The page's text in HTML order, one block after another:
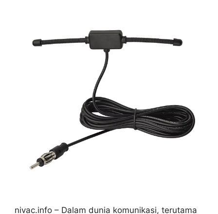
nivac.info – Dalam dunia komunikasi, terutama